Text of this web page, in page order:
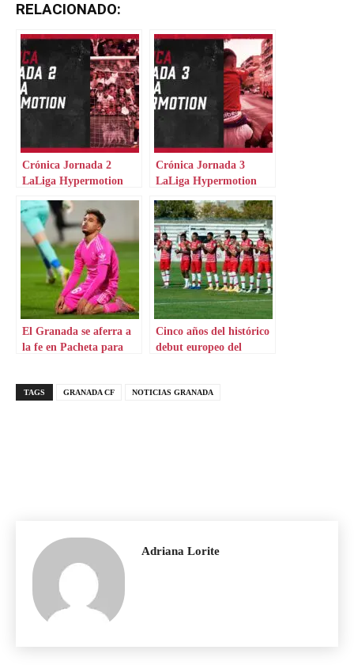
RELACIONADO:
Crónica Jornada 2
LaLiga Hypermotion
Crónica Jornada 3
LaLiga Hypermotion
El Granada se aferra a
la fe en Pacheta para
Cinco años del histórico
debut europeo del
TAGS GRANADA CF NOTICIAS GRANADA
Adriana Lorite